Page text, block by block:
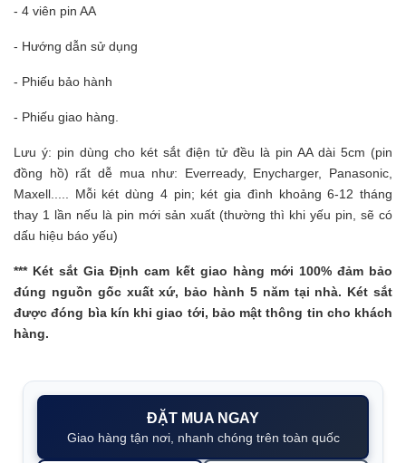
- 4 viên pin AA
- Hướng dẫn sử dụng
- Phiếu bảo hành
- Phiếu giao hàng.
Lưu ý: pin dùng cho két sắt điện tử đều là pin AA dài 5cm (pin
đồng hồ) rất dễ mua như: Everready, Enycharger, Panasonic,
Maxell..... Mỗi két dùng 4 pin; két gia đình khoảng 6-12 tháng
thay 1 lần nếu là pin mới sản xuất (thường thì khi yếu pin, sẽ có
dấu hiệu báo yếu)
*** Két sắt Gia Định cam kết giao hàng mới 100% đảm bảo
đúng nguồn gốc xuất xứ, bảo hành 5 năm tại nhà. Két sắt
được đóng bìa kín khi giao tới, bảo mật thông tin cho khách
hàng.
ĐẶT MUA NGAY
Giao hàng tận nơi, nhanh chóng trên toàn quốc